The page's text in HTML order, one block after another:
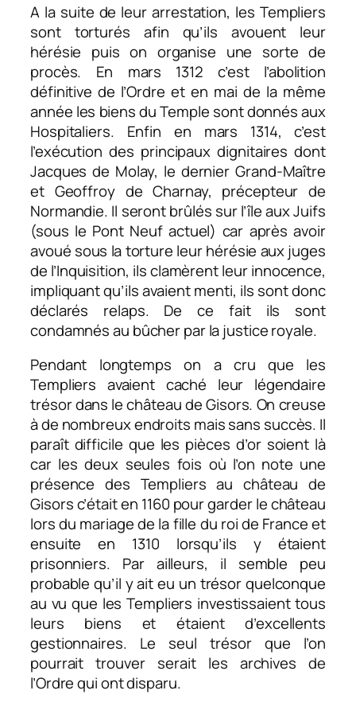
A la suite de leur arrestation, les Templiers
sont torturés afin qu’ils avouent leur
hérésie puis on organise une sorte de
procès. En mars 1312 c’est l’abolition
définitive de l’Ordre et en mai de la même
année les biens du Temple sont donnés aux
Hospitaliers. Enfin en mars 1314, c’est
l’exécution des principaux dignitaires dont
Jacques de Molay, le dernier Grand-Maître
et Geoffroy de Charnay, précepteur de
Normandie. Il seront brûlés sur l’île aux Juifs
(sous le Pont Neuf actuel) car après avoir
avoué sous la torture leur hérésie aux juges
de l’Inquisition, ils clamèrent leur innocence,
impliquant qu’ils avaient menti, ils sont donc
déclarés relaps. De ce fait ils sont
condamnés au bûcher par la justice royale.
Pendant longtemps on a cru que les
Templiers avaient caché leur légendaire
trésor dans le château de Gisors. On creuse
à de nombreux endroits mais sans succès. Il
paraît difficile que les pièces d’or soient là
car les deux seules fois où l’on note une
présence des Templiers au château de
Gisors c’était en 1160 pour garder le château
lors du mariage de la fille du roi de France et
ensuite en 1310 lorsqu’ils y étaient
prisonniers. Par ailleurs, il semble peu
probable qu’il y ait eu un trésor quelconque
au vu que les Templiers investissaient tous
leurs biens et étaient d’excellents
gestionnaires. Le seul trésor que l’on
pourrait trouver serait les archives de
l’Ordre qui ont disparu.